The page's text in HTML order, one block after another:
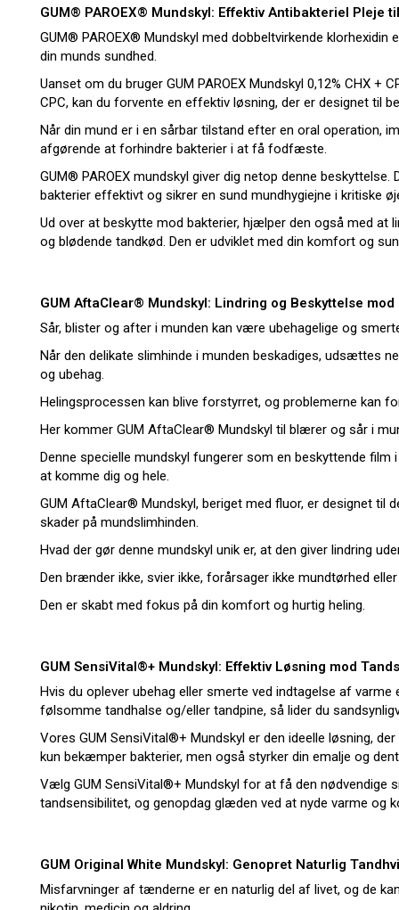
GUM® PAROEX® Mundskyl: Effektiv Antibakteriel Pleje
GUM® PAROEX® Mundskyl med dobbeltvirkende
din munds sundhed.
Uanset om du bruger GUM PAROEX Mundskyl 0,12% CHX +
CPC, kan du forvente en effektiv løsning, der er designet til
Når din mund er i en sårbar tilstand efter en oral operation,
afgørende at forhindre bakterier i at få fodfæste.
GUM® PAROEX mundskyl giver dig netop denne
bakterier effektivt og sikrer en sund mundhygiejne i kritiske
Ud over at beskytte mod bakterier, hjælper den også med at
og blødende tandkød. Den er udviklet med din komfort og
GUM AftaClear® Mundskyl: Lindring og Beskyttelse
Sår, blister og after i munden kan være ubehagelige og
Når den delikate slimhinde i munden beskadiges, udsættes
og ubehag.
Helingsprocessen kan blive forstyrret, og problemerne kan
Her kommer GUM AftaClear® Mundskyl til blærer og sår i
Denne specielle mundskyl fungerer som en beskyttende film
at komme dig og hele.
GUM AftaClear® Mundskyl, beriget med fluor, er designet til
skader på mundslimhinden.
Hvad der gør denne mundskyl unik er, at den giver lindring
Den brænder ikke, svier ikke, forårsager ikke mundtørhed
Den er skabt med fokus på din komfort og hurtig heling.
GUM SensiVital®+ Mundskyl: Effektiv Løsning mod
Hvis du oplever ubehag eller smerte ved indtagelse af
følsomme tandhalse og/eller tandpine, så lider du
Vores GUM SensiVital®+ Mundskyl er den ideelle løsning,
kun bekæmper bakterier, men også styrker din emalje og
Vælg GUM SensiVital®+ Mundskyl for at få den nødvendige
tandsensibilitet, og genopdag glæden ved at nyde varme og
GUM Original White Mundskyl: Genopret Naturlig
Misfarvninger af tænderne er en naturlig del af livet, og de